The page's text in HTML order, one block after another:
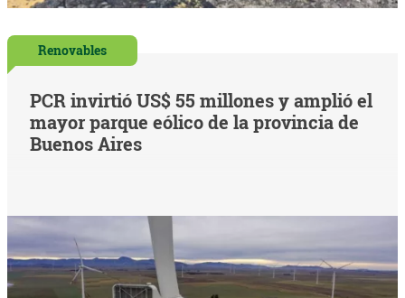
Renovables
PCR invirtió US$ 55 millones y amplió el
mayor parque eólico de la provincia de
Buenos Aires